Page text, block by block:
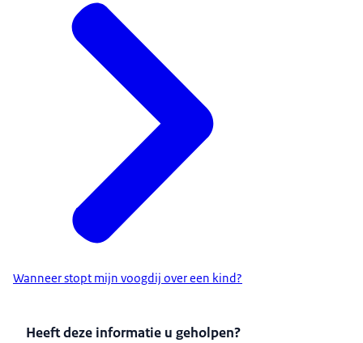
Wanneer stopt mijn voogdij over een kind?
Heeft deze informatie u geholpen?